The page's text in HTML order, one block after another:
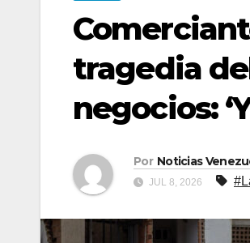
tragedia
negocios:
Por Noticias
JUL 8, 2026